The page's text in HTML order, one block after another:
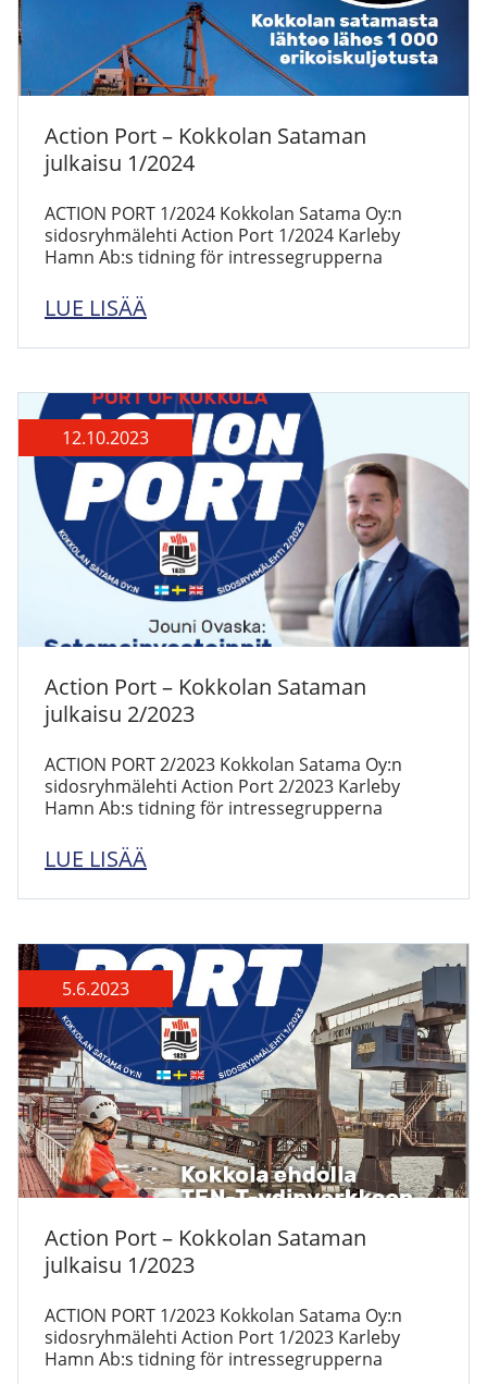
Action Port – Kokkolan Sataman
julkaisu 1/2024
ACTION PORT 1/2024 Kokkolan Satama Oy:n
sidosryhmälehti Action Port 1/2024 Karleby
Hamn Ab:s tidning för intressegrupperna
LUE LISÄÄ
12.10.2023
Action Port – Kokkolan Sataman
julkaisu 2/2023
ACTION PORT 2/2023 Kokkolan Satama Oy:n
sidosryhmälehti Action Port 2/2023 Karleby
Hamn Ab:s tidning för intressegrupperna
LUE LISÄÄ
5.6.2023
Action Port – Kokkolan Sataman
julkaisu 1/2023
ACTION PORT 1/2023 Kokkolan Satama Oy:n
sidosryhmälehti Action Port 1/2023 Karleby
Hamn Ab:s tidning för intressegrupperna